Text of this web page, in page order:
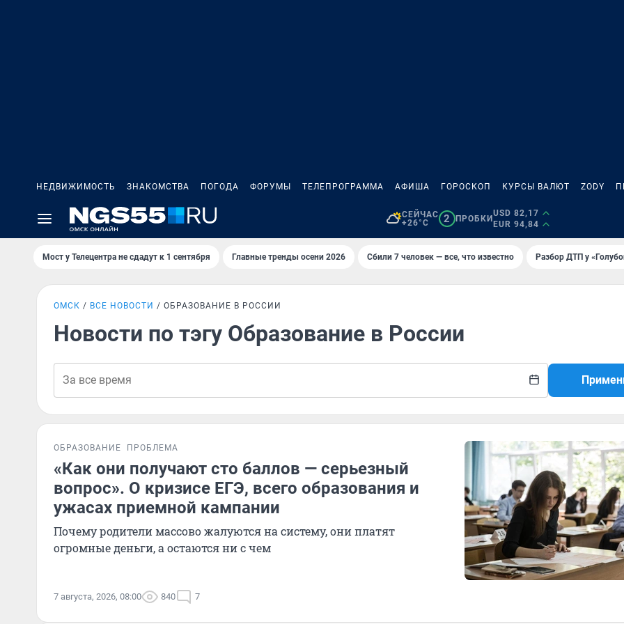
НЕДВИЖИМОСТЬ ЗНАКОМСТВА ПОГОДА ФОРУМЫ ТЕЛЕПРОГРАММА АФИША ГОРОСКОП КУРСЫ ВАЛЮТ ZODY
СЕЙЧАС
+26°C
2 ПРОБКИ
USD 82,17
EUR 94,84
Мост у Телецентра не сдадут к 1 сентября Главные тренды осени 2026 Сбили 7 человек — все, что известно Разбор ДТП у
ОМСК ВСЕ НОВОСТИ ОБРАЗОВАНИЕ В РОССИИ
Новости по тэгу Образование в России
ОБРАЗОВАНИЕ ПРОБЛЕМА
«Как они получают сто баллов — серьезный
вопрос». О кризисе ЕГЭ, всего образования и
ужасах приемной кампании
Почему родители массово жалуются на систему, они платят
огромные деньги, а остаются ни с чем
7 августа, 2026, 08:00 840 7